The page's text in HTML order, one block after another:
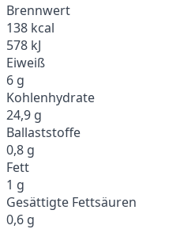
Brennwert
138 kcal
578 kJ
Eiweiß
6 g
Kohlenhydrate
24,9 g
Ballaststoffe
0,8 g
Fett
1 g
Gesättigte Fettsäuren
0,6 g